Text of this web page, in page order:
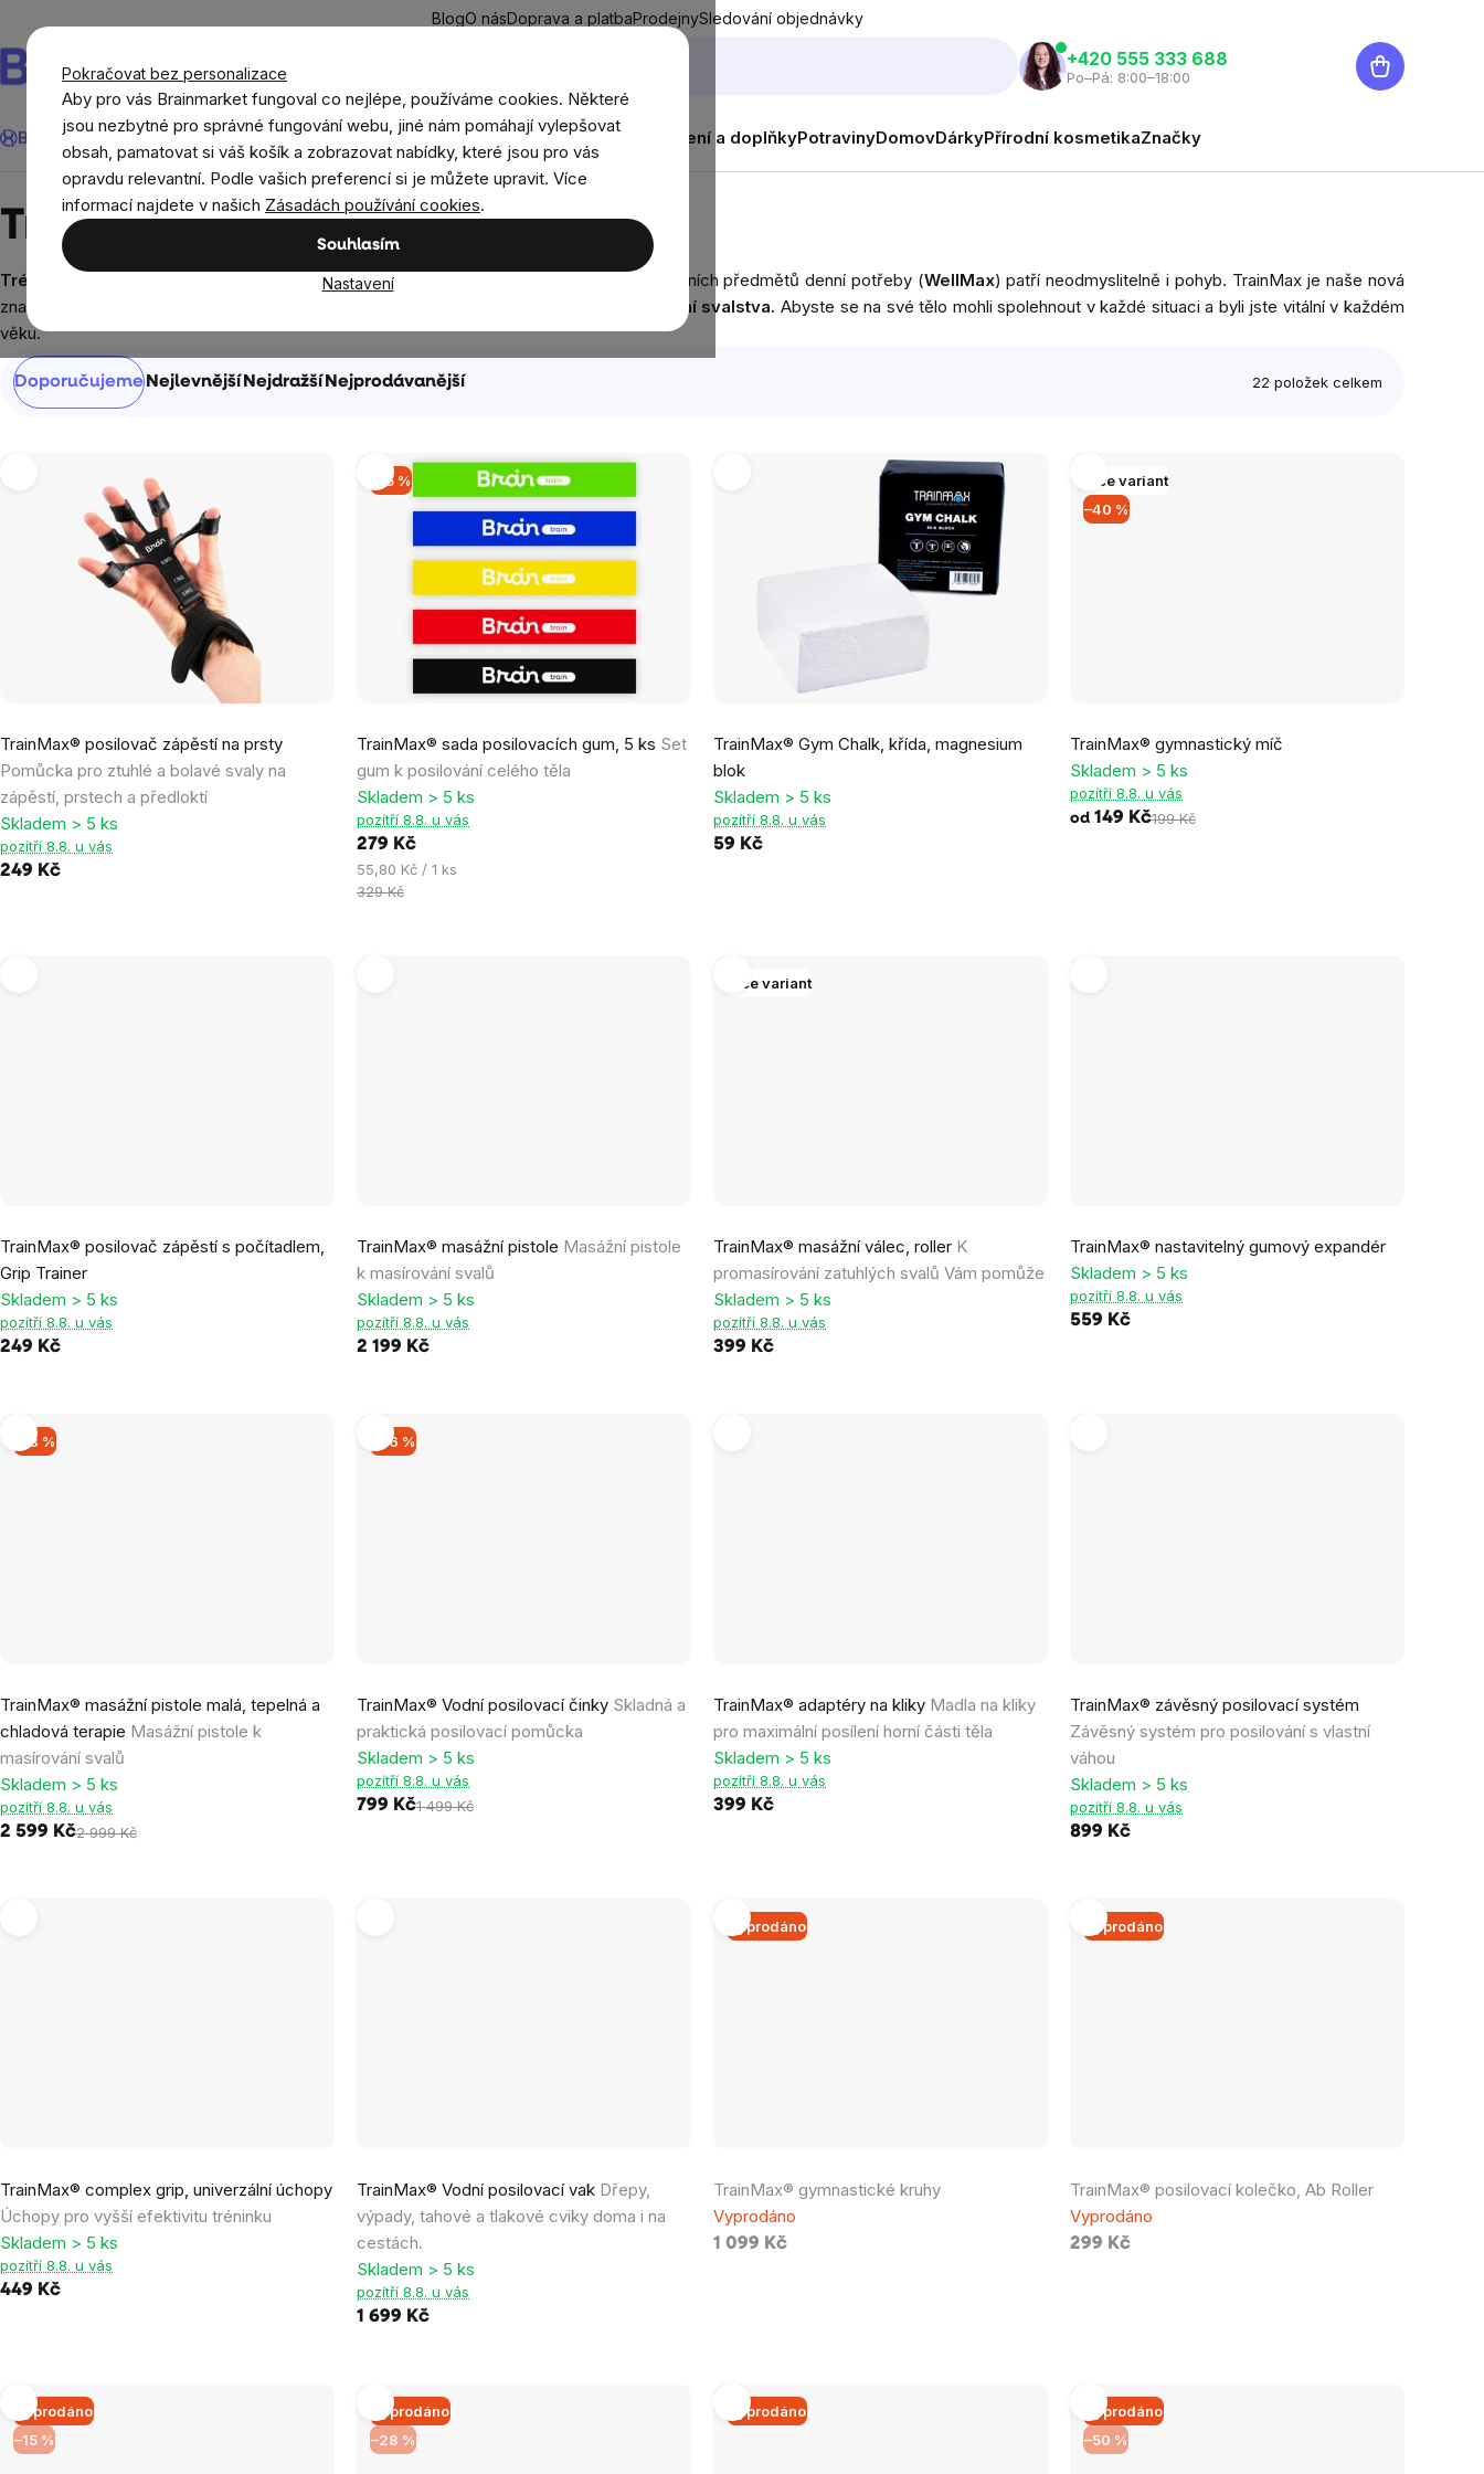
Pokračovat bez personalizace
Aby pro vás Brainmarket fungoval co nejlépe, používáme cookies. Některé
jsou nezbytné pro správné fungování webu, jiné nám pomáhají vylepšovat
obsah, pamatovat si váš košík a zobrazovat nabídky, které jsou pro vás
opravdu relevantní. Podle vašich preferencí si je můžete upravit. Více
informací najdete v našich Zásadách používání cookies.
Souhlasím
Nastavení
obsah
BlogO násDoprava a platbaProdejnySledování objednávky
Hledat
‭+420 555 333 688
Po–Pá: 8:00–18:00
Nákupní
košík
BrainMax® Léto Ušetři CíleDoplňky stravy a výživaNovinkyMužiŽenyDěti Oblečení a doplňkyPotravinyDomovDárkyPřírodní kosmetikaZnačky
Prodávané značky TrainMax
TrainMax
Trénuj kdykoliv a kdekoliv. Bez omezení!Ke zdraví kromě výživy ( ) a přírodních předmětů denní potřeby (WellMax) patří neodmyslitelně i pohyb. TrainMax je naše nová
značka, se kterou Vám chceme
zprostředkovat cestu ke zdravému pohybu a posílení svalstva. Abyste se na své tělo mohli spolehnout v každé situaci a byli jste vitální v každém
věku.
Řazení
produktů
Doporučujeme Nejlevnější Nejdražší Nejprodávanější 22 položek celkem
produktů
TrainMax® posilovač zápěstí na prsty
Pomůcka pro ztuhlé a bolavé svaly na
zápěstí, prstech a předloktí
hodnocení
produktu
je
5,0
z
Skladem > 5 ks
pozítří 8.8. u vás
249 Kč
–15 %
TrainMax® sada posilovacích gum, 5 ks Set
gum k posilování celého těla
hodnocení
produktu
je
0,0
5
Skladem > 5 ks
pozítří 8.8. u vás
279 Kč
Měrná
cena:
55,80 Kč / 1 ks
329 Kč
TrainMax® Gym Chalk, křída, magnesium
blok
hodnocení
produktu
je
5,0
Skladem > 5 ks
pozítří 8.8. u vás
59 Kč
–40 %
Více variant
TrainMax® gymnastický míč
hodnocení
produktu
je
Skladem > 5 ks
pozítří 8.8. u vás
od 149 Kč199 Kč
TrainMax® posilovač zápěstí s počítadlem,
Grip Trainer
hodnocení
produktu
je
5,0
Skladem > 5 ks
pozítří 8.8. u vás
249 Kč
TrainMax® masážní pistole Masážní pistole
k masírování svalů
hodnocení
produktu
je
5,0
Skladem > 5 ks
pozítří 8.8. u vás
2 199 Kč
Více variant
TrainMax® masážní válec, roller K
promasírování zatuhlých svalů Vám pomůže
hodnocení
produktu
je
0,0
Skladem > 5 ks
pozítří 8.8. u vás
399 Kč
TrainMax® nastavitelný gumový expandér
hodnocení
produktu
je
Skladem > 5 ks
pozítří 8.8. u vás
559 Kč
–13 %
TrainMax® masážní pistole malá, tepelná a
chladová terapie Masážní pistole k
masírování svalů
hodnocení
produktu
je
5,0
z
Skladem > 5 ks
pozítří 8.8. u vás
2 599 Kč2 999 Kč
–46 %
TrainMax® Vodní posilovací činky Skladná a
praktická posilovací pomůcka
hodnocení
produktu
je
5,0
Skladem > 5 ks
pozítří 8.8. u vás
799 Kč1 499 Kč
TrainMax® adaptéry na kliky Madla na kliky
pro maximální posílení horní části těla
Skladem > 5 ks
pozítří 8.8. u vás
399 Kč
TrainMax® závěsný posilovací systém
Závěsný systém pro posilování s vlastní
váhou
hodnocení
produktu
je
0,0
z
Skladem > 5 ks
pozítří 8.8. u vás
899 Kč
TrainMax® complex grip, univerzální úchopy
Úchopy pro vyšší efektivitu tréninku
hodnocení
produktu
je
0,0
Skladem > 5 ks
pozítří 8.8. u vás
449 Kč
TrainMax® Vodní posilovací vak Dřepy,
výpady, tahové a tlakové cviky doma i na
cestách.
Skladem > 5 ks
pozítří 8.8. u vás
1 699 Kč
Vyprodáno
TrainMax® gymnastické kruhy
hodnocení
produktu
je
Vyprodáno
1 099 Kč
Vyprodáno
TrainMax® posilovací kolečko, Ab Roller
hodnocení
produktu
je
Vyprodáno
299 Kč
Vyprodáno
–15 %
Vyprodáno
–28 %
Vyprodáno
Vyprodáno
–50 %